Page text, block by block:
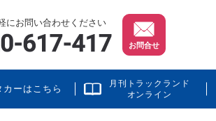
にお問い合わせください
お問合せ
カーはこちら
月刊トラックランド
オンライン